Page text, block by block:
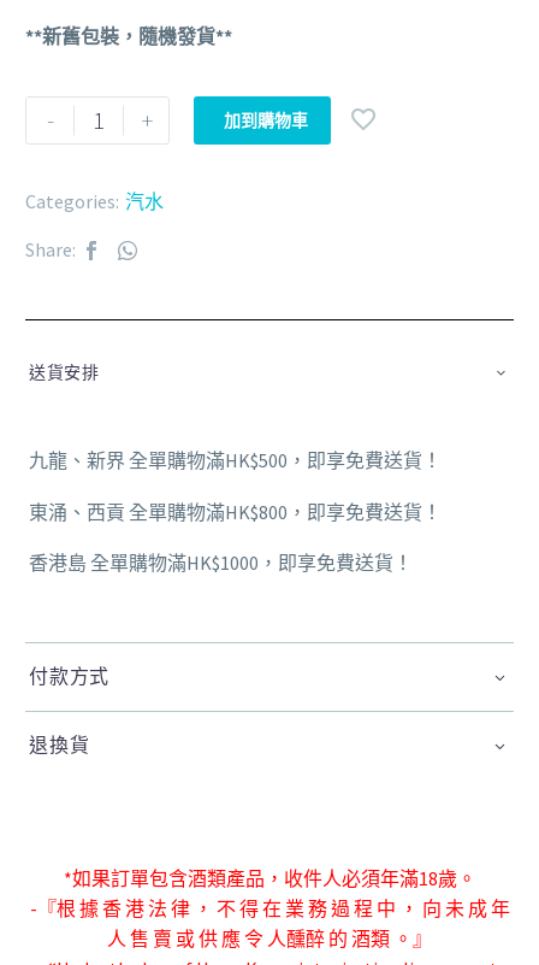
**新舊包裝，隨機發貨**
- + 加到購物車
Categories: 汽水
Share:
送貨安排
九龍、新界 全單購物滿HK$500，即享免費送貨！
東涌、西貢 全單購物滿HK$800，即享免費送貨！
香港島 全單購物滿HK$1000，即享免費送貨！
付款方式
退換貨
*如果訂單包含酒類產品，收件人必須年滿18歲。
-『根 據 香 港 法 律 ， 不 得 在 業 務 過 程 中 ， 向 未 成 年
人 售 賣 或 供 應 令 人醺醉 的 酒類 。』